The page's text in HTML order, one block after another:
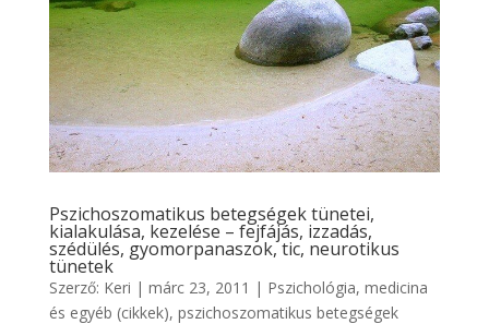
Pszichoszomatikus betegségek tünetei,
kialakulása, kezelése – fejfájás, izzadás,
szédülés, gyomorpanaszok, tic, neurotikus
tünetek
Szerző: Keri | márc 23, 2011 | Pszichológia, medicina
és egyéb (cikkek), pszichoszomatikus betegségek